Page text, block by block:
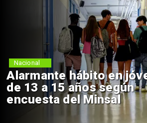
hábito en jóvenes
años según
del Minsal